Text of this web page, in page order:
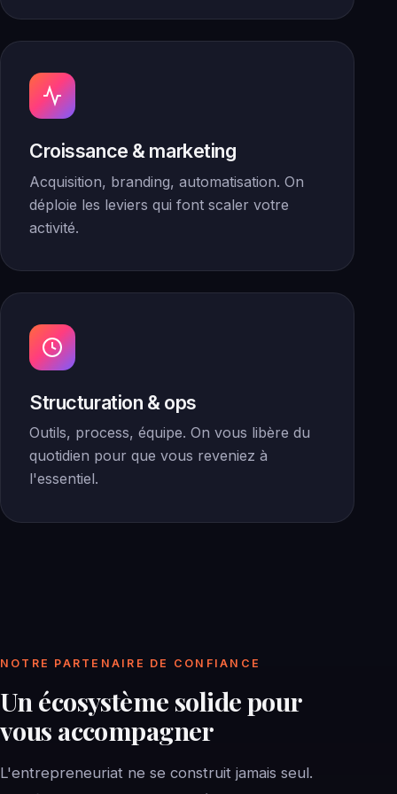
Croissance & marketing
Acquisition, branding, automatisation. On
déploie les leviers qui font scaler votre
activité.
Structuration & ops
Outils, process, équipe. On vous libère du
quotidien pour que vous reveniez à
l'essentiel.
NOTRE PARTENAIRE DE CONFIANCE
Un écosystème solide pour
vous accompagner
L'entrepreneuriat ne se construit jamais seul.